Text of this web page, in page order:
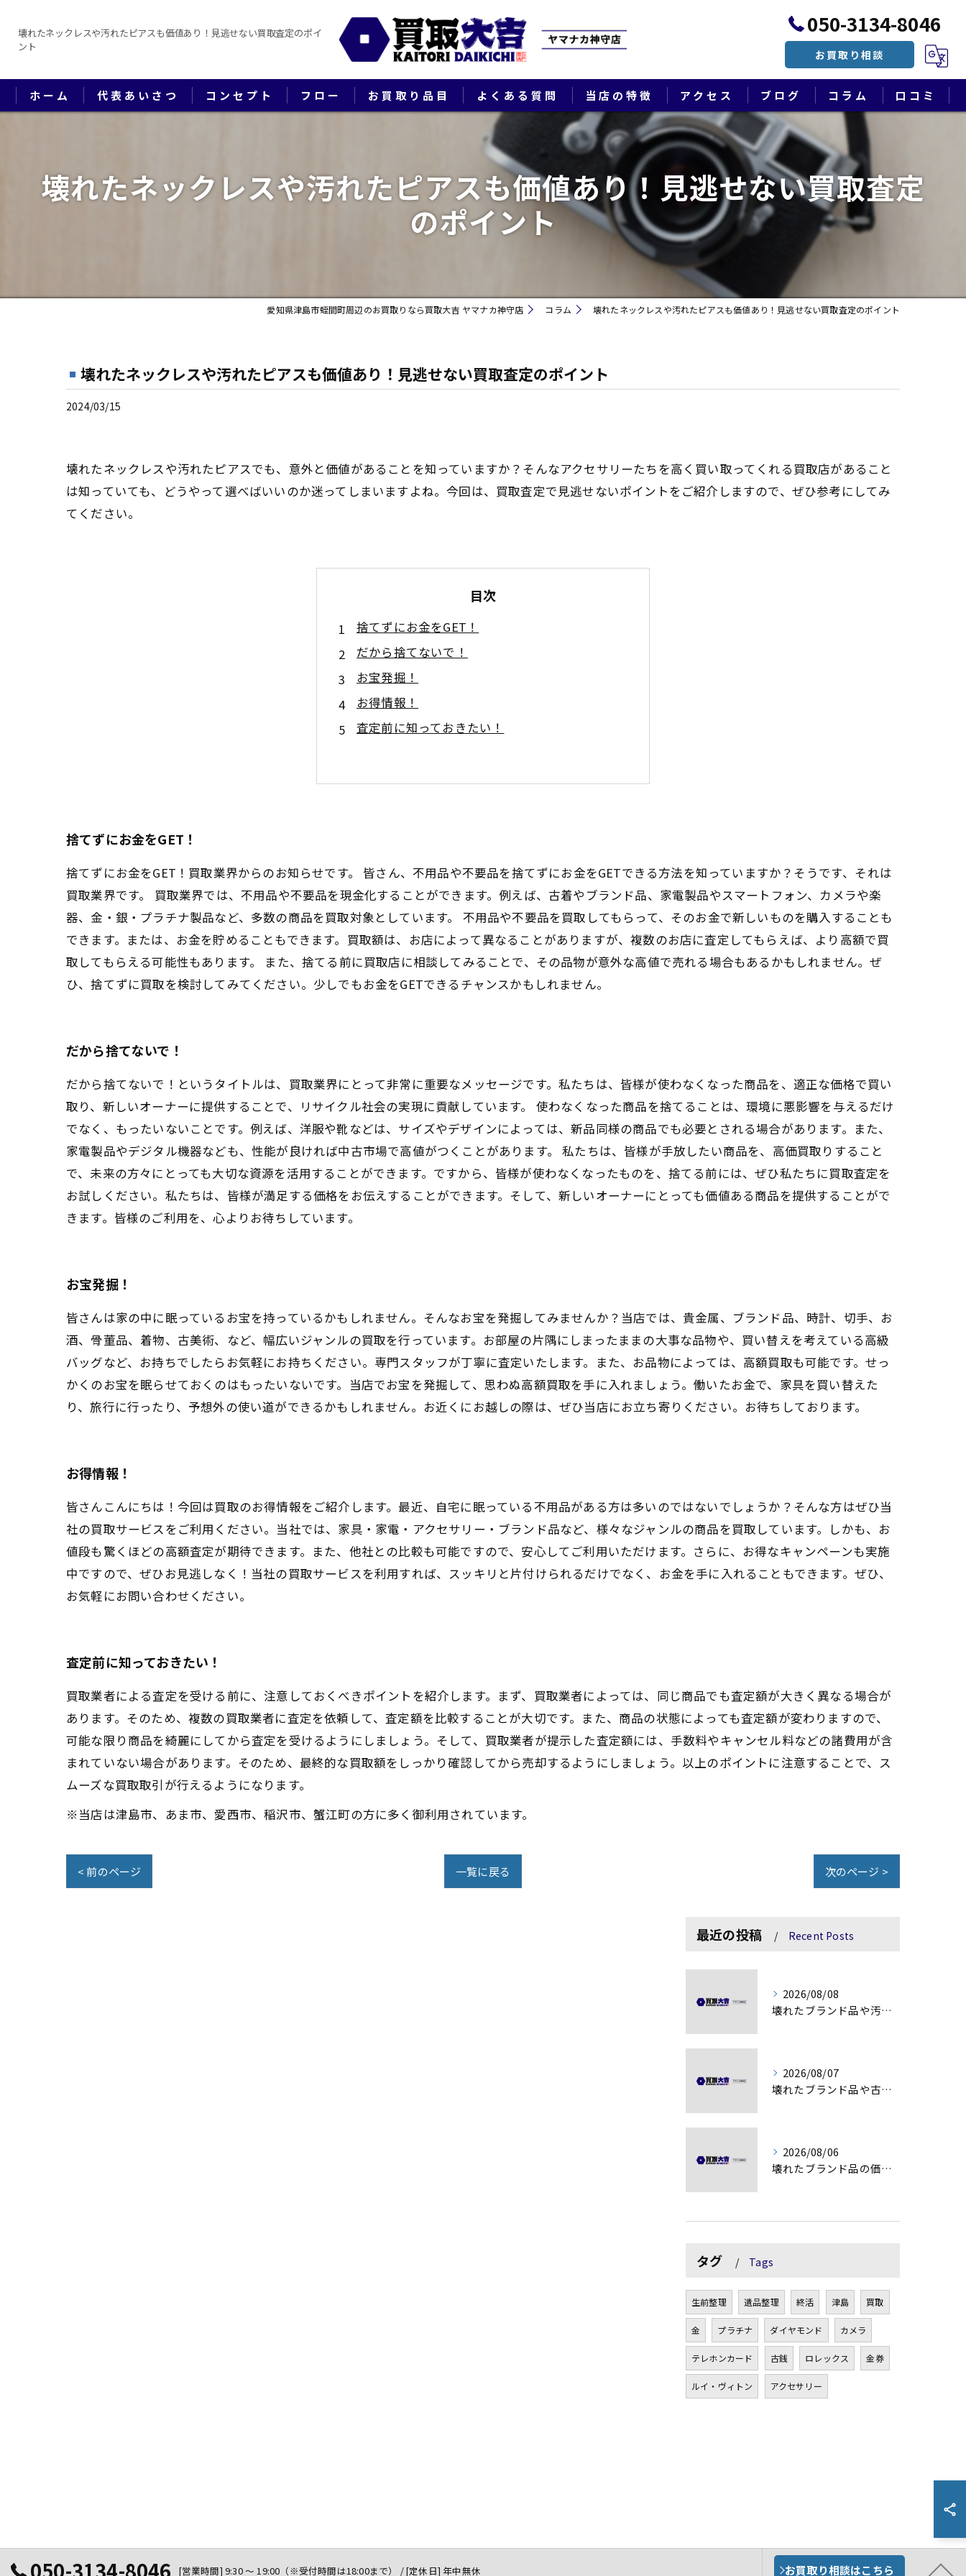
壊れたネックレスや汚れたピアスも価値あり！見逃せない買取査定のポイ
ント
050-3134-8046
お買取り相談
ホーム 代表あいさつ コンセプト フロー お買取り品目 よくある質問 当店の特徴
ブランド
貴金属
切手
生前整理・遺品整理・終活
アクセス
漫画特集
ブログ コラム 口コミ
壊れたネックレスや汚れたピアスも価値あり！見逃せない買取査定
のポイント
愛知県津島市蛭間町周辺のお買取りなら買取大吉 ヤマナカ神守店 コラム 壊れたネックレスや汚れたピアスも価値あり！見逃せない買取査定のポイント
壊れたネックレスや汚れたピアスも価値あり！見逃せない買取査定のポイント
2024/03/15
壊れたネックレスや汚れたピアスでも、意外と価値があることを知っていますか？そんなアクセサリーたちを高く買い取ってくれる買取店があること
は知っていても、どうやって選べばいいのか迷ってしまいますよね。今回は、買取査定で見逃せないポイントをご紹介しますので、ぜひ参考にしてみ
てください。
目次
捨てずにお金をGET！
だから捨てないで！
お宝発掘！
お得情報！
査定前に知っておきたい！
捨てずにお金をGET！
捨てずにお金をGET！買取業界からのお知らせです。 皆さん、不用品や不要品を捨てずにお金をGETできる方法を知っていますか？そうです、それは
買取業界です。 買取業界では、不用品や不要品を現金化することができます。例えば、古着やブランド品、家電製品やスマートフォン、カメラや楽
器、金・銀・プラチナ製品など、多数の商品を買取対象としています。 不用品や不要品を買取してもらって、そのお金で新しいものを購入することも
できます。または、お金を貯めることもできます。買取額は、お店によって異なることがありますが、複数のお店に査定してもらえば、より高額で買
取してもらえる可能性もあります。 また、捨てる前に買取店に相談してみることで、その品物が意外な高値で売れる場合もあるかもしれません。ぜ
ひ、捨てずに買取を検討してみてください。少しでもお金をGETできるチャンスかもしれません。
だから捨てないで！
だから捨てないで！というタイトルは、買取業界にとって非常に重要なメッセージです。私たちは、皆様が使わなくなった商品を、適正な価格で買い
取り、新しいオーナーに提供することで、リサイクル社会の実現に貢献しています。 使わなくなった商品を捨てることは、環境に悪影響を与えるだけ
でなく、もったいないことです。例えば、洋服や靴などは、サイズやデザインによっては、新品同様の商品でも必要とされる場合があります。また、
家電製品やデジタル機器なども、性能が良ければ中古市場で高値がつくことがあります。 私たちは、皆様が手放したい商品を、高価買取りすること
で、未来の方々にとっても大切な資源を活用することができます。ですから、皆様が使わなくなったものを、捨てる前には、ぜひ私たちに買取査定を
お試しください。私たちは、皆様が満足する価格をお伝えすることができます。そして、新しいオーナーにとっても価値ある商品を提供することがで
きます。皆様のご利用を、心よりお待ちしています。
お宝発掘！
皆さんは家の中に眠っているお宝を持っているかもしれません。そんなお宝を発掘してみませんか？当店では、貴金属、ブランド品、時計、切手、お
酒、骨董品、着物、古美術、など、幅広いジャンルの買取を行っています。お部屋の片隅にしまったままの大事な品物や、買い替えを考えている高級
バッグなど、お持ちでしたらお気軽にお持ちください。専門スタッフが丁寧に査定いたします。また、お品物によっては、高額買取も可能です。せっ
かくのお宝を眠らせておくのはもったいないです。当店でお宝を発掘して、思わぬ高額買取を手に入れましょう。働いたお金で、家具を買い替えた
り、旅行に行ったり、予想外の使い道ができるかもしれません。お近くにお越しの際は、ぜひ当店にお立ち寄りください。お待ちしております。
お得情報！
皆さんこんにちは！今回は買取のお得情報をご紹介します。最近、自宅に眠っている不用品がある方は多いのではないでしょうか？そんな方はぜひ当
社の買取サービスをご利用ください。当社では、家具・家電・アクセサリー・ブランド品など、様々なジャンルの商品を買取しています。しかも、お
値段も驚くほどの高額査定が期待できます。また、他社との比較も可能ですので、安心してご利用いただけます。さらに、お得なキャンペーンも実施
中ですので、ぜひお見逃しなく！当社の買取サービスを利用すれば、スッキリと片付けられるだけでなく、お金を手に入れることもできます。ぜひ、
お気軽にお問い合わせください。
査定前に知っておきたい！
買取業者による査定を受ける前に、注意しておくべきポイントを紹介します。まず、買取業者によっては、同じ商品でも査定額が大きく異なる場合が
あります。そのため、複数の買取業者に査定を依頼して、査定額を比較することが大切です。また、商品の状態によっても査定額が変わりますので、
可能な限り商品を綺麗にしてから査定を受けるようにしましょう。そして、買取業者が提示した査定額には、手数料やキャンセル料などの諸費用が含
まれていない場合があります。そのため、最終的な買取額をしっかり確認してから売却するようにしましょう。以上のポイントに注意することで、ス
ムーズな買取取引が行えるようになります。
※当店は津島市、あま市、愛西市、稲沢市、蟹江町の方に多く御利用されています。
< 前のページ 一覧に戻る 次のページ >
最近の投稿 Recent Posts
2026/08/08
壊れたブランド品や汚れアクセサリーの買取価値解説
2026/08/07
壊れたブランド品や古物の価値を見極める秘訣
2026/08/06
壊れたブランド品の価値を見極める技術とは
タグ Tags
生前整理 遺品整理 終活 津島 買取
金 プラチナ ダイヤモンド カメラ
テレホンカード 古銭 ロレックス 金券
ルイ・ヴィトン アクセサリー
050-3134-8046 [営業時間] 9:30 ～ 19:00（※受付時間は18:00まで） / [定休日] 年中無休 お買取り相談はこちら